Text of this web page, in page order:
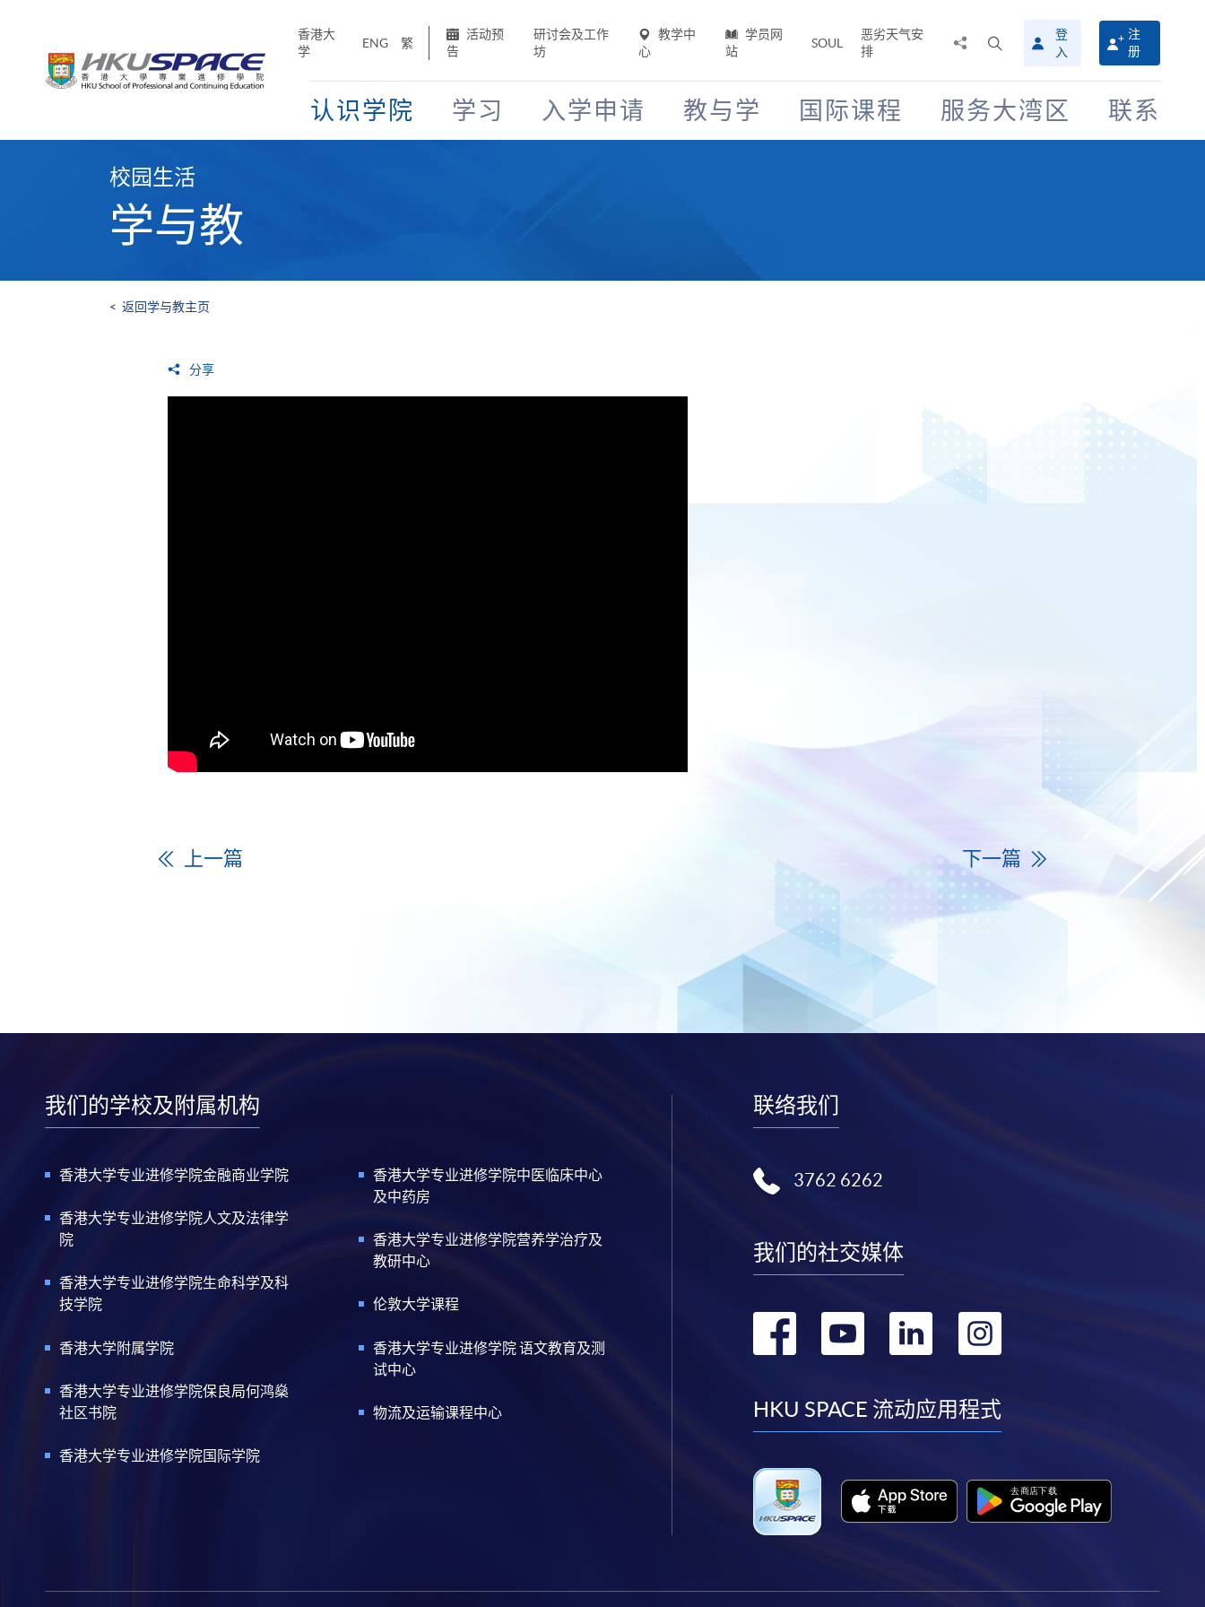
香港大
学
ENG 繁
活动预
告
研讨会及工作
坊
教学中
心
学员网
站
SOUL
恶劣天气安
排
搜
寻
介
面
登
入
注
册
认识学院 学习 入学申请 教与学 国际课程 服务大湾区 联系
校园生活
学与教
< 返回学与教主页
分享
上一篇 下一篇
我们的学校及附属机构
香港大学专业进修学院金融商业学院
香港大学专业进修学院人文及法律学
院
香港大学专业进修学院生命科学及科
技学院
香港大学附属学院
香港大学专业进修学院保良局何鸿燊
社区书院
香港大学专业进修学院国际学院
香港大学专业进修学院中医临床中心
及中药房
香港大学专业进修学院营养学治疗及
教研中心
伦敦大学课程
香港大学专业进修学院 语文教育及测
试中心
物流及运输课程中心
联络我们
3762 6262
我们的社交媒体
转
facebook
转
youtube
转
linkedin
转
instagram
HKU SPACE 流动应用程式